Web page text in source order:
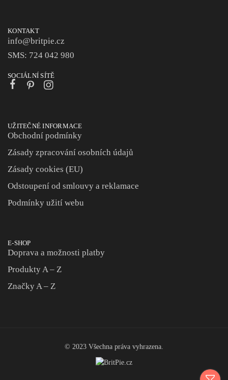
KONTAKT
info@britpie.cz
SMS: 724 042 980
SOCIÁLNÍ SÍTĚ
UŽITEČNÉ INFORMACE
Obchodní podmínky
Zásady zpracování osobních údajů
Zásady cookies (EU)
Odstoupení od smlouvy a reklamace
Podmínky užití webu
E-SHOP
Doprava a možnosti platby
Produkty A – Z
Značky A – Z
© 2023 Všechna práva vyhrazena.